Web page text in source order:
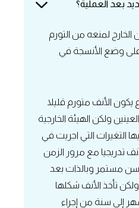
بعد العملية؟
لمنعه من التورم
على وضع الأنسجة في
يكون الأنف متورم قليلا
ولكن الهيئة الخارجية
التغيرات التي اجريت في
تدريجيا مع مرور الزمن
مستمر وبالذات بعد
تأخذ الأنف شكلها
إلى سنة من إجراء